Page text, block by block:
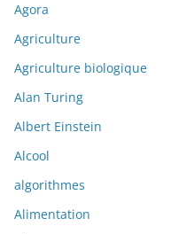
Agora
Agriculture
Agriculture biologique
Alan Turing
Albert Einstein
Alcool
algorithmes
Alimentation